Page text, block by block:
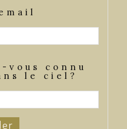
vous connu
le ciel?